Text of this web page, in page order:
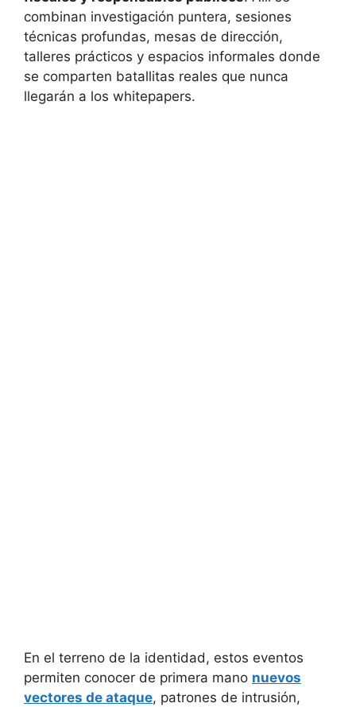
combinan investigación puntera, sesiones
técnicas profundas, mesas de dirección,
talleres prácticos y espacios informales donde
se comparten batallitas reales que nunca
llegarán a los whitepapers.
En el terreno de la identidad, estos eventos
permiten conocer de primera mano nuevos
vectores de ataque, patrones de intrusión,